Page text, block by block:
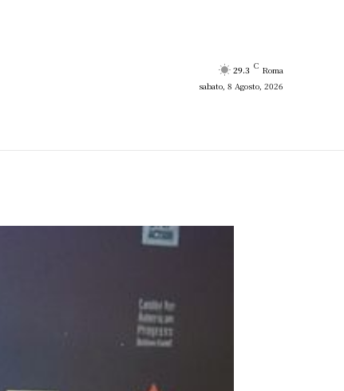
29.3 C Roma
sabato, 8 Agosto, 2026